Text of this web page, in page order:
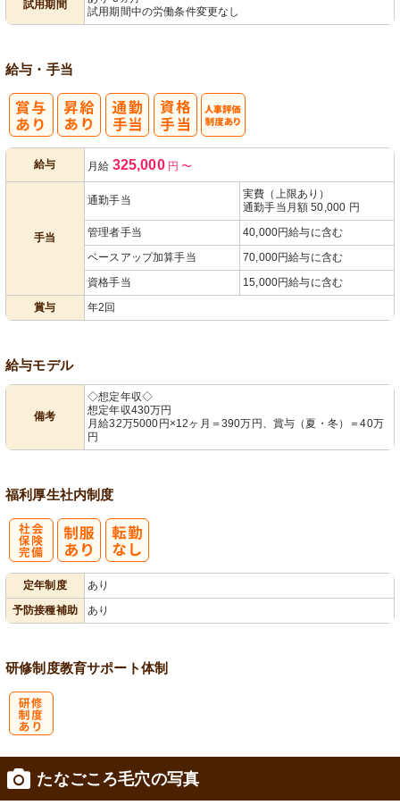
試用期間
試用期間中の労働条件変更なし
給与・手当
給与 月給 325,000円〜
手当
通勤手当
実費（上限あり）
通勤手当月額 50,000 円
管理者手当
40,000円給与に含む
ベースアップ加算手当
70,000円給与に含む
資格手当
15,000円給与に含む
賞与
年2回
給与モデル
備考
◇想定年収◇
想定年収430万円
月給32万5000円×12ヶ月＝390万円、賞与（夏・冬）＝40万
円
福利厚生社内制度
定年制度
あり
予防接種補助
あり
研修制度教育サポート体制
たなごころ毛穴の写真